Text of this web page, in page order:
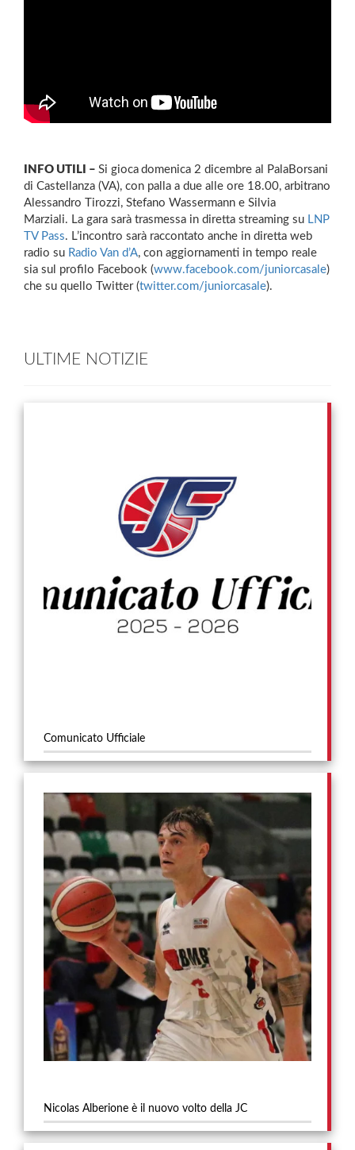
INFO UTILI – Si gioca domenica 2 dicembre al PalaBorsani
di Castellanza (VA), con palla a due alle ore 18.00, arbitrano
Alessandro Tirozzi, Stefano Wassermann e Silvia
Marziali. La gara sarà trasmessa in diretta streaming su LNP
TV Pass. L’incontro sarà raccontato anche in diretta web
radio su Radio Van d’A, con aggiornamenti in tempo reale
sia sul profilo Facebook (www.facebook.com/juniorcasale)
che su quello Twitter (twitter.com/juniorcasale).
ULTIME NOTIZIE
Comunicato Ufficiale
Nicolas Alberione è il nuovo volto della JC